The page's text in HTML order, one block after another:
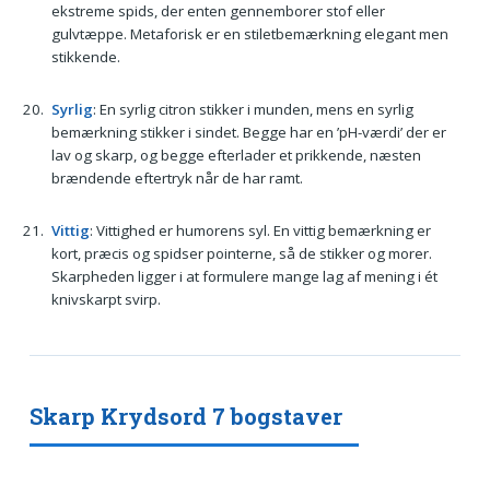
ekstreme spids, der enten gennemborer stof eller
gulvtæppe. Metaforisk er en stiletbemærkning elegant men
stikkende.
Syrlig: En syrlig citron stikker i munden, mens en syrlig
bemærkning stikker i sindet. Begge har en ’pH-værdi’ der er
lav og skarp, og begge efterlader et prikkende, næsten
brændende eftertryk når de har ramt.
Vittig: Vittighed er humorens syl. En vittig bemærkning er
kort, præcis og spidser pointerne, så de stikker og morer.
Skarpheden ligger i at formulere mange lag af mening i ét
knivskarpt svirp.
Skarp Krydsord 7 bogstaver